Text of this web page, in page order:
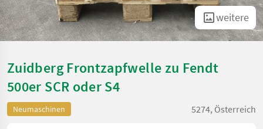
weitere
Zuidberg Frontzapfwelle zu Fendt
500er SCR oder S4
Neumaschinen 5274, Österreich